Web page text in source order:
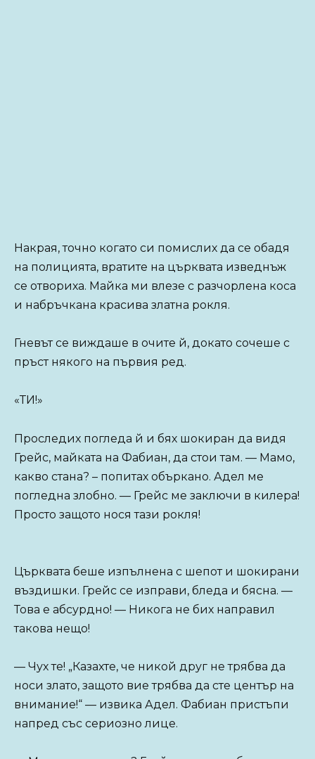
Накрая, точно когато си помислих да се обадя
на полицията, вратите на църквата изведнъж
се отвориха. Майка ми влезе с разчорлена коса
и набръчкана красива златна рокля.
Гневът се виждаше в очите й, докато сочеше с
пръст някого на първия ред.
«ТИ!»
Проследих погледа й и бях шокиран да видя
Грейс, майката на Фабиан, да стои там. — Мамо,
какво стана? – попитах объркано. Адел ме
погледна злобно. — Грейс ме заключи в килера!
Просто защото нося тази рокля!
Църквата беше изпълнена с шепот и шокирани
въздишки. Грейс се изправи, бледа и бясна. —
Това е абсурдно! — Никога не бих направил
такова нещо!
— Чух те! „Казахте, че никой друг не трябва да
носи злато, защото вие трябва да сте център на
внимание!“ — извика Адел. Фабиан пристъпи
напред със сериозно лице.